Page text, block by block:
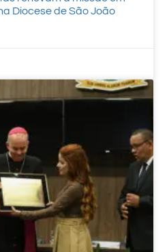
Diocese de São João